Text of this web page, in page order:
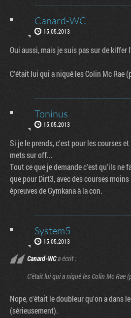
Canard-WC
15.05.2013
Oui aussi, mais je suis pas sur de kiffer
C’était lui qui a niqué les Colin Mc Rae
Toninus
15.05.2013
Si je le prends, c'est pour les courses
mets sur off...
Tout ce que je demande c'est qu'ils ne
que pour Dirt3, avec des courses
épreuves de Gymkana à la con.
System5
15.05.2013
Canard-WCa écrit :
C’était lui qui a niqué les Colin Mc Rae
Nope, c'était le doubleur qu'on a dans
(sérieusement).